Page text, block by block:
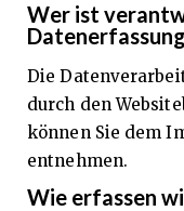
Wer ist
Die
durch den
können Sie dem
entnehmen.
Wie erfassen